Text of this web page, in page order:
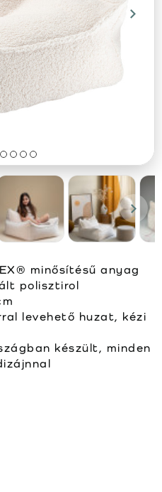
minősítésű anyag
polisztirol
levehető huzat, kézi
készült, minden